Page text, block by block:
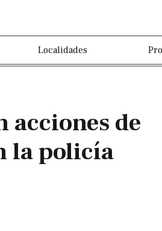
Localidades
acciones de
la policía